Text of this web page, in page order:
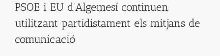
PSOE i EU d’Algemesí continuen
utilitzant partidistament els mitjans de
comunicació